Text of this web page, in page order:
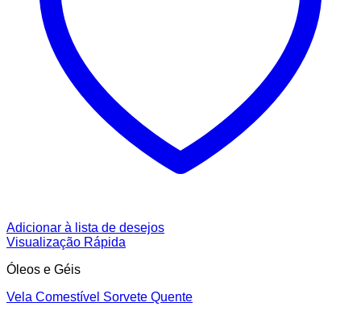
Adicionar à lista de desejos
Visualização Rápida
Óleos e Géis
Vela Comestível Sorvete Quente